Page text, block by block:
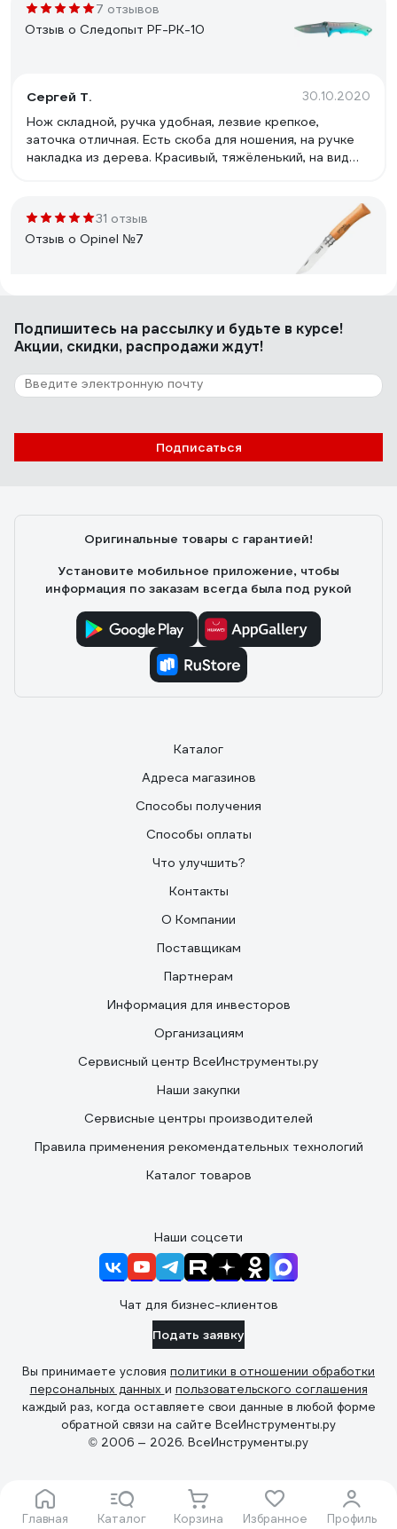
Главная Каталог Корзина Избранное Профиль
7 отзывов
Отзыв о Следопыт PF-PK-10
Сергей Т. 30.10.2020
Нож складной, ручка удобная, лезвие крепкое,
заточка отличная. Есть скоба для ношения, на ручке
накладка из дерева. Красивый, тяжёленький, на вид
31 отзыв
Отзыв о Opinel №7
хороший ножик хорошей фирмы
107 отзывов
Подпишитесь на рассылкуи будьте в курсе!
Акции, скидки, распродажи ждут!
Подписаться
Оригинальные товары с гарантией!
Установите мобильное приложение, чтобы
информация по заказам всегда была под рукой
Каталог
Адреса магазинов
Способы получения
Способы оплаты
Что улучшить?
Контакты
О Компании
Поставщикам
Партнерам
Информация для инвесторов
Организациям
Сервисный центр ВсеИнструменты.ру
Наши закупки
Сервисные центры производителей
Правила применения рекомендательных технологий
Каталог товаров
Наши соцсети
Чат для бизнес-клиентов
Подать заявку
Вы принимаете условия политики в отношении обработки
персональных данных и пользовательского соглашения
каждый раз, когда оставляете свои данные в любой форме
обратной связи на сайте ВсеИнструменты.ру
© 2006 — 2026. ВсеИнструменты.ру